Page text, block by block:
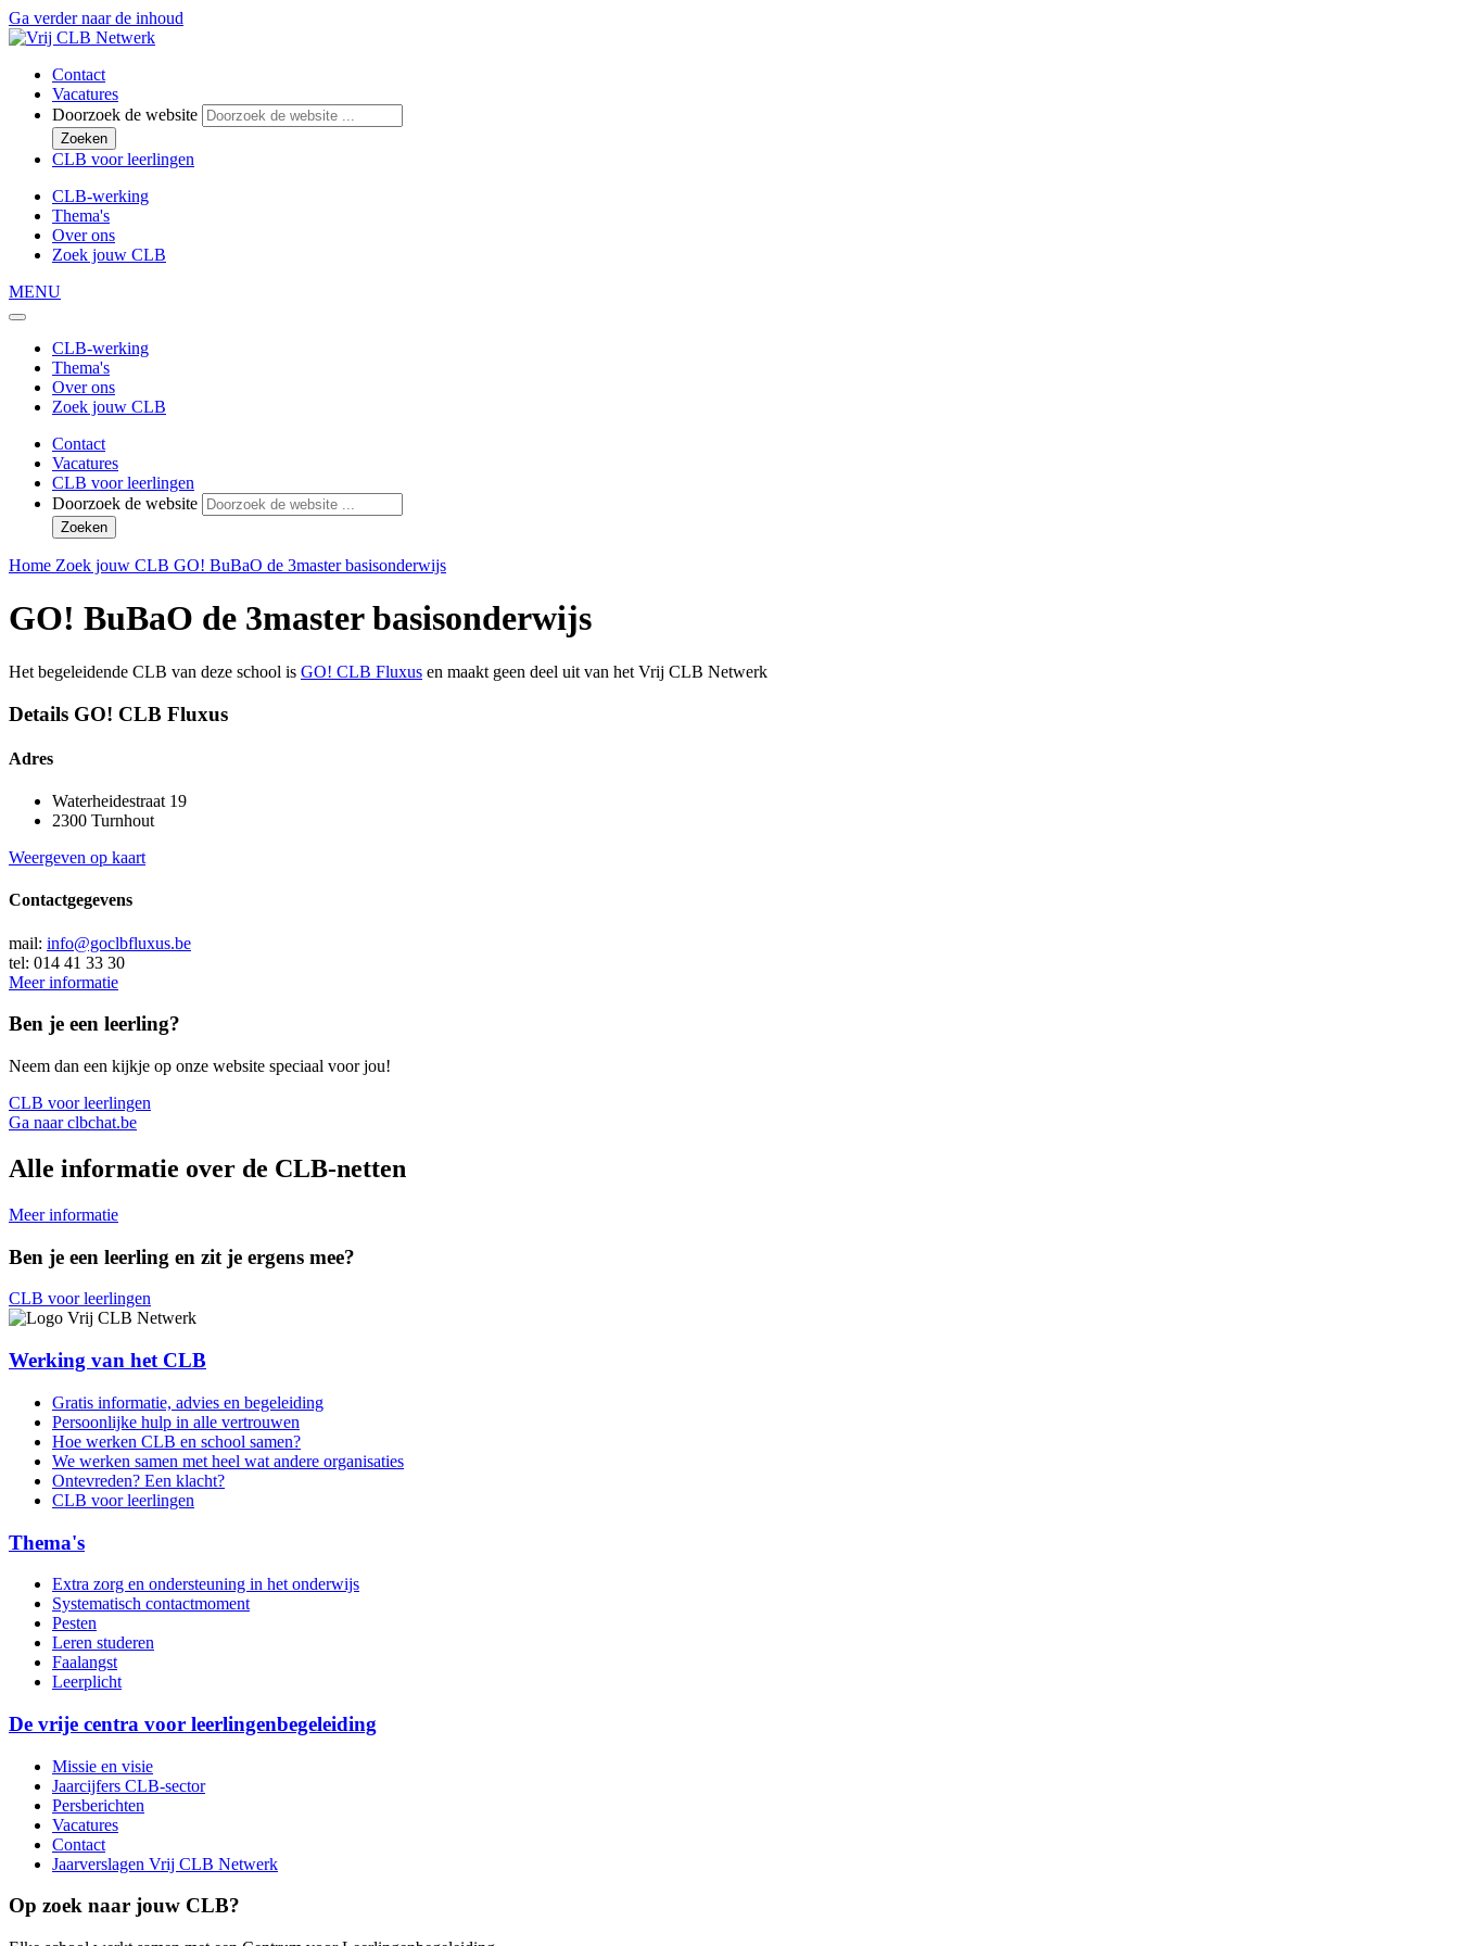
Ga verder naar de inhoud
Contact
Vacatures
Doorzoek de website
Zoeken
CLB voor leerlingen
CLB-werking
Thema's
Over ons
Zoek jouw CLB
MENU
CLB-werking
Thema's
Over ons
Zoek jouw CLB
Contact
Vacatures
CLB voor leerlingen
Doorzoek de website
Zoeken
Home Zoek jouw CLB GO! BuBaO de 3master basisonderwijs
GO! BuBaO de 3master basisonderwijs
Het begeleidende CLB van deze school is GO! CLB Fluxus en maakt geen deel uit van het Vrij CLB Netwerk
Details GO! CLB Fluxus
Adres
Waterheidestraat 19
2300 Turnhout
Weergeven op kaart
Contactgegevens
mail: info@goclbfluxus.be
tel: 014 41 33 30
Meer informatie
Ben je een leerling?
Neem dan een kijkje op onze website speciaal voor jou!
CLB voor leerlingen
Ga naar clbchat.be
Alle informatie over de CLB-netten
Meer informatie
Ben je een leerling en zit je ergens mee?
CLB voor leerlingen
Werking van het CLB
Gratis informatie, advies en begeleiding
Persoonlijke hulp in alle vertrouwen
Hoe werken CLB en school samen?
We werken samen met heel wat andere organisaties
Ontevreden? Een klacht?
CLB voor leerlingen
Thema's
Extra zorg en ondersteuning in het onderwijs
Systematisch contactmoment
Pesten
Leren studeren
Faalangst
Leerplicht
De vrije centra voor leerlingenbegeleiding
Missie en visie
Jaarcijfers CLB-sector
Persberichten
Vacatures
Contact
Jaarverslagen Vrij CLB Netwerk
Op zoek naar jouw CLB?